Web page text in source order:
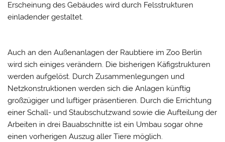
Erscheinung des Gebäudes wird durch Felsstrukturen
einladender gestaltet.
Auch an den Außenanlagen der Raubtiere im Zoo Berlin
wird sich einiges verändern. Die bisherigen Käfigstrukturen
werden aufgelöst. Durch Zusammenlegungen und
Netzkonstruktionen werden sich die Anlagen künftig
großzügiger und luftiger präsentieren. Durch die Errichtung
einer Schall- und Staubschutzwand sowie die Aufteilung der
Arbeiten in drei Bauabschnitte ist ein Umbau sogar ohne
einen vorherigen Auszug aller Tiere möglich.